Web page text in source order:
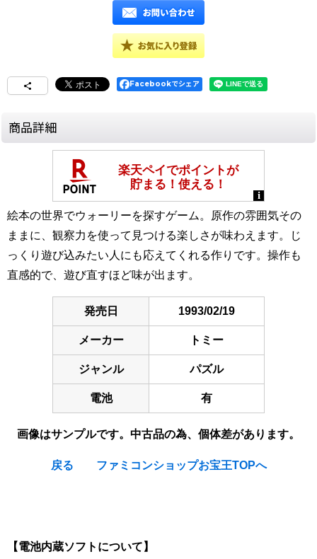
Facebookでシェア
商品詳細
絵本の世界でウォーリーを探すゲーム。原作の雰囲気その
ままに、観察力を使って見つける楽しさが味わえます。じ
っくり遊び込みたい人にも応えてくれる作りです。操作も
直感的で、遊び直すほど味が出ます。
発売日 1993/02/19
メーカー トミー
ジャンル パズル
電池 有
画像はサンプルです。中古品の為、個体差があります。
戻る ファミコンショップお宝王TOPへ
【電池内蔵ソフトについて】